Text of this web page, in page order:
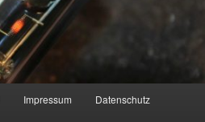
Impressum Datenschutz